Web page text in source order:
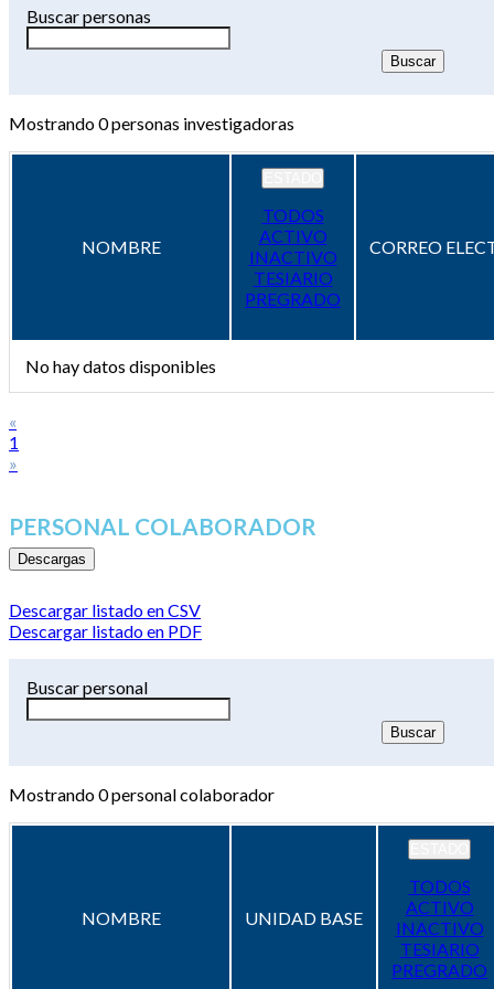
Buscar personas
Mostrando0personas investigadoras
NOMBRE
TODOS
ACTIVO
INACTIVO
TESIARIO
PREGRADO
CORREO
No hay datos disponibles
«
1
»
PERSONAL COLABORADOR
Descargas
Descargar listado en CSV
Descargar listado en PDF
Buscar personal
Mostrando0personal colaborador
NOMBRE UNIDAD BASE
TODOS
ACTIVO
INACTIVO
TESIARIO
PREGRADO